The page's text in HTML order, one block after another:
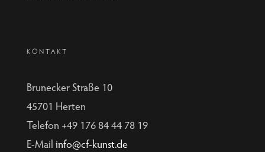
KONTAKT
Brunecker Straße 10
45701 Herten
Telefon +49 176 84 44 78 19
E-Mail info@cf-kunst.de